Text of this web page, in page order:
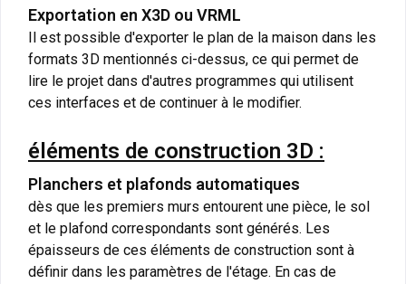
Exportation en X3D ou VRML
Il est possible d'exporter le plan de la maison dans les
formats 3D mentionnés ci-dessus, ce qui permet de
lire le projet dans d'autres programmes qui utilisent
ces interfaces et de continuer à le modifier.
éléments de construction 3D :
Planchers et plafonds automatiques
dès que les premiers murs entourent une pièce, le sol
et le plafond correspondants sont générés. Les
épaisseurs de ces éléments de construction sont à
définir dans les paramètres de l'étage. En cas de